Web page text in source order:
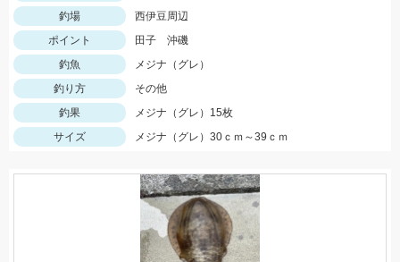
釣場
西伊豆周辺
ポイント
田子 沖磯
釣魚
メジナ（グレ）
釣り方
その他
釣果
メジナ（グレ）15枚
サイズ
メジナ（グレ）30ｃｍ～39ｃｍ